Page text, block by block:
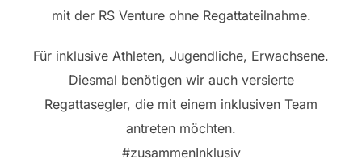
mit der RS Venture ohne Regattateilnahme.
Für inklusive Athleten, Jugendliche, Erwachsene.
Diesmal benötigen wir auch versierte
Regattasegler, die mit einem inklusiven Team
antreten möchten.
#zusammenInklusiv